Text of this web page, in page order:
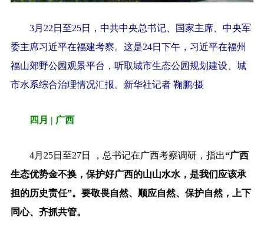
3月22日至25日，中共中央总书记、国家主席、中央军
委主席习近平在福建考察。这是24日下午，习近平在福州
福山郊野公园观景平台，听取城市生态公园规划建设、城
市水系综合治理情况汇报。新华社记者 鞠鹏/摄
四月 | 广西
4月25日至27日 ，总书记在广西考察调研，指出“广西
生态优势金不换，保护好广西的山山水水，是我们应该承
担的历史责任”。要敬畏自然、顺应自然、保护自然，上下
同心、齐抓共管。